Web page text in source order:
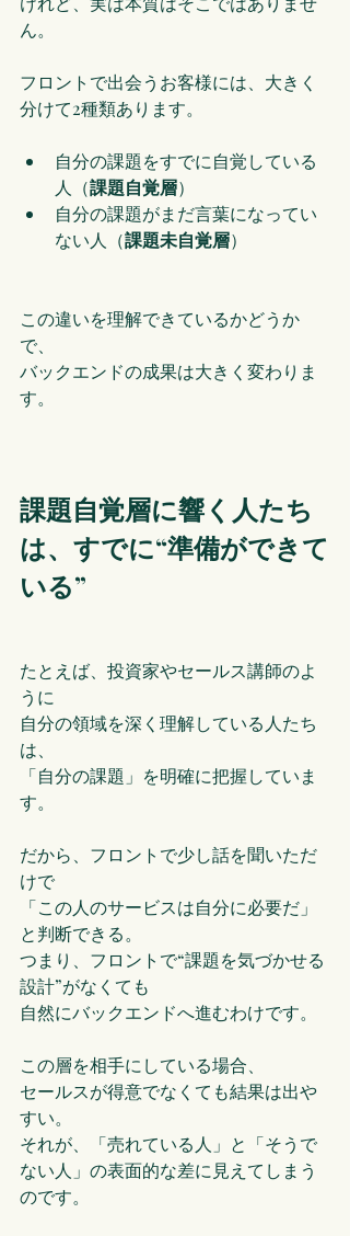
ん。
フロントで出会うお客様には、大きく
分けて2種類あります。
自分の課題をすでに自覚している
人（課題自覚層）
自分の課題がまだ言葉になってい
ない人（課題未自覚層）
この違いを理解できているかどうか
で、
バックエンドの成果は大きく変わりま
す。
課題自覚層に響く人たち
は、すでに“準備ができて
いる”
たとえば、投資家やセールス講師のよ
うに
自分の領域を深く理解している人たち
は、
「自分の課題」を明確に把握していま
す。
だから、フロントで少し話を聞いただ
けで
「この人のサービスは自分に必要だ」
と判断できる。
つまり、フロントで“課題を気づかせる
設計”がなくても
自然にバックエンドへ進むわけです。
この層を相手にしている場合、
セールスが得意でなくても結果は出や
すい。
それが、「売れている人」と「そうで
ない人」の表面的な差に見えてしまう
のです。